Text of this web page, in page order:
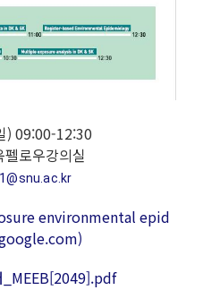
) 09:00-12:30
로우강의실
environmental epid
_MEEB[2049].pdf